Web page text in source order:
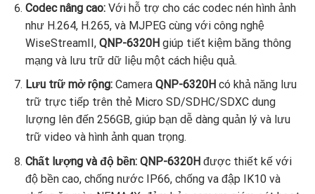
Codec nâng cao:Với hỗ trợ cho các codec nén hình ảnh
như H.264, H.265, và MJPEG cùng với công nghệ
WiseStreamII, QNP-6320Hgiúp tiết kiệm băng thông
mạng và lưu trữ dữ liệu một cách hiệu quả.
Lưu trữ mở rộng:Camera QNP-6320H có khả năng lưu
trữ trực tiếp trên thẻ Micro SD/SDHC/SDXC dung
lượng lên đến 256GB, giúp bạn dễ dàng quản lý và lưu
trữ video và hình ảnh quan trọng.
Chất lượng và độ bền: QNP-6320Hđược thiết kế với
độ bền cao, chống nước IP66, chống va đập IK10 và